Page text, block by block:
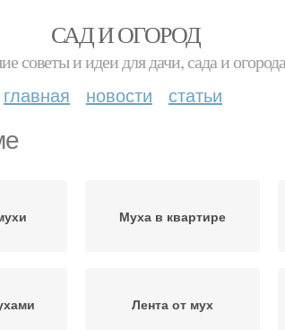
САД И ОГОРОД
советы и идеи для дачи, сада и огорода
главная новости статьи
Муха в квартире
Лента от мух